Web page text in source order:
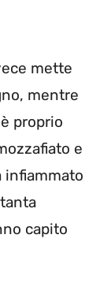
mette
mentre
proprio
e
infiammato
capito